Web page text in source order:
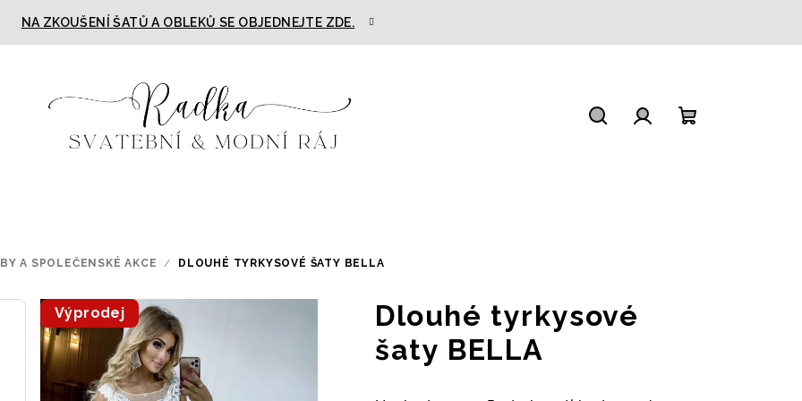
NA ZKOUŠENÍ ŠATŮ A OBLEKŮ SE OBJEDNEJTE ZDE.
A SPOLEČENSKÉ AKCE / DLOUHÉ TYRKYSOVÉ ŠATY BELLA
Dlouhé tyrkysové
šaty BELLA
Výprodej